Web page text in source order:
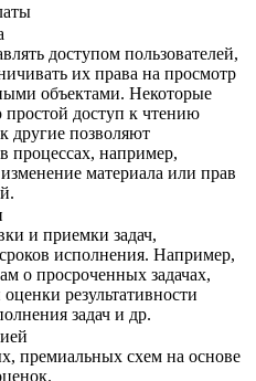
доступом пользователей,
их права на просмотр
объектами. Некоторые
доступ к чтению
другие позволяют
процессах, например,
материала или прав
и приемки задач,
исполнения. Например,
о просроченных задачах,
результативности
задач и др.
премиальных схем на основе